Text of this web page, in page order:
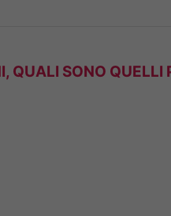
QUALI SONO QUELLI